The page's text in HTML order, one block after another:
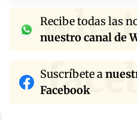
Recibe todas las
nuestro canal de
Suscríbete a
Facebook